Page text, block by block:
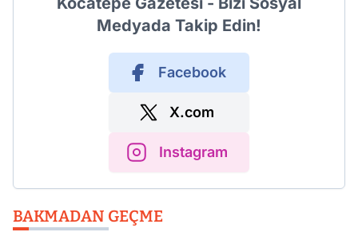
Medyada Takip Edin!
Facebook
X.com
Instagram
BAKMADAN GEÇME